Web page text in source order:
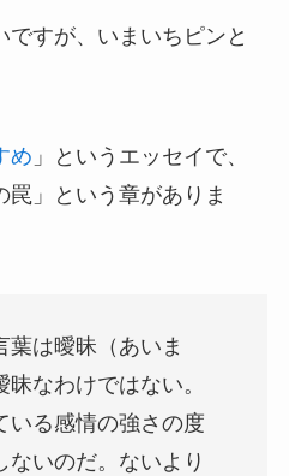
ですが、いまいちピンと
め 」というエッセイで、
罠」という章がありま
葉は曖昧（あいま
なわけではない。
いる感情の強さの度
ないのだ。ないより